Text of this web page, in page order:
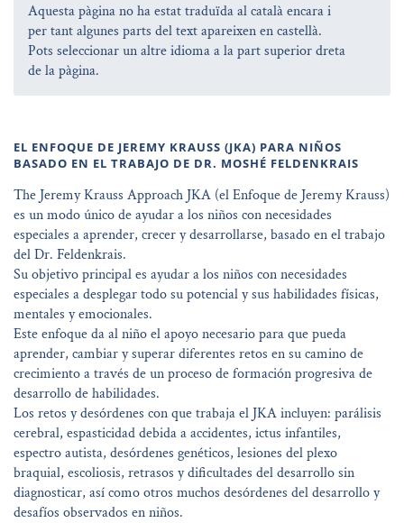
Aquesta pàgina no ha estat traduïda al català encara i
per tant algunes parts del text apareixen en castellà.
Pots seleccionar un altre idioma a la part superior dreta
de la pàgina.
EL ENFOQUE DE JEREMY KRAUSS (JKA) PARA NIÑOS
BASADO EN EL TRABAJO DE DR. MOSHÉ FELDENKRAIS
The Jeremy Krauss Approach JKA (el Enfoque de Jeremy Krauss)
es un modo único de ayudar a los niños con necesidades
especiales a aprender, crecer y desarrollarse, basado en el trabajo
del Dr. Feldenkrais.
Su objetivo principal es ayudar a los niños con necesidades
especiales a desplegar todo su potencial y sus habilidades físicas,
mentales y emocionales.
Este enfoque da al niño el apoyo necesario para que pueda
aprender, cambiar y superar diferentes retos en su camino de
crecimiento a través de un proceso de formación progresiva de
desarrollo de habilidades.
Los retos y desórdenes con que trabaja el JKA incluyen: parálisis
cerebral, espasticidad debida a accidentes, ictus infantiles,
espectro autista, desórdenes genéticos, lesiones del plexo
braquial, escoliosis, retrasos y dificultades del desarrollo sin
diagnosticar, así como otros muchos desórdenes del desarrollo y
desafíos observados en niños.